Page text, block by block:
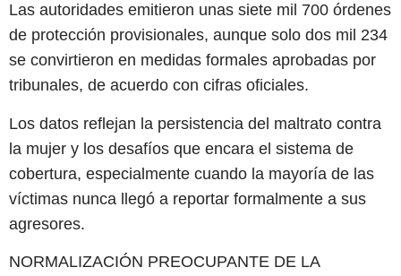
Las autoridades emitieron unas siete mil 700 órdenes
de protección provisionales, aunque solo dos mil 234
se convirtieron en medidas formales aprobadas por
tribunales, de acuerdo con cifras oficiales.
Los datos reflejan la persistencia del maltrato contra
la mujer y los desafíos que encara el sistema de
cobertura, especialmente cuando la mayoría de las
víctimas nunca llegó a reportar formalmente a sus
agresores.
NORMALIZACIÓN PREOCUPANTE DE LA